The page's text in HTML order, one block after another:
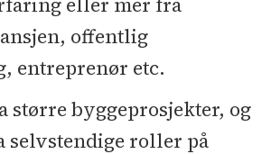
offentlig
entreprenør etc.
større byggeprosjekter, og
selvstendige roller på